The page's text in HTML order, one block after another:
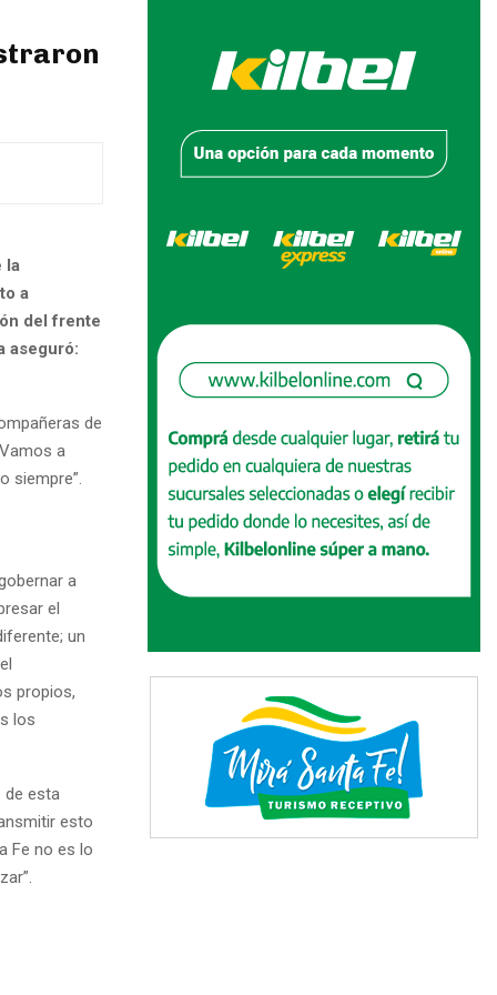
la
a
del frente
aseguró:
de
a
siempre”.
a
el
un
propios,
los
de esta
esto
Fe no es lo